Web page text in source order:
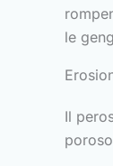
le
Il